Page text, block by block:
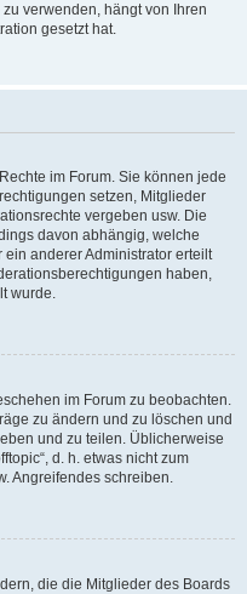
verwenden, hängt von Ihren
gesetzt hat.
im Forum. Sie können jede
setzen, Mitglieder
vergeben usw. Die
davon abhängig, welche
anderer Administrator erteilt
haben,
wurde.
im Forum zu beobachten.
zu ändern und zu löschen und
und zu teilen. Üblicherweise
d. h. etwas nicht zum
Angreifendes schreiben.
die die Mitglieder des Boards